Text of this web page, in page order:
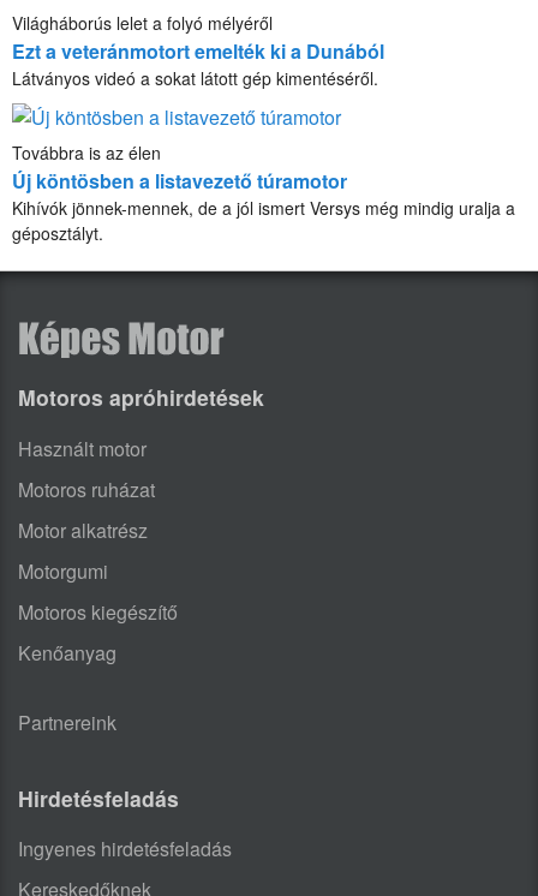
Világháborús lelet a folyó mélyéről
Ezt a veteránmotort emelték ki a Dunából
Látványos videó a sokat látott gép kimentéséről.
Továbbra is az élen
Új köntösben a listavezető túramotor
Kihívók jönnek-mennek, de a jól ismert Versys még mindig uralja a
géposztályt.
Motoros apróhirdetések
Használt motor
Motoros ruházat
Motor alkatrész
Motorgumi
Motoros kiegészítő
Kenőanyag
Partnereink
Hirdetésfeladás
Ingyenes hirdetésfeladás
Kereskedőknek